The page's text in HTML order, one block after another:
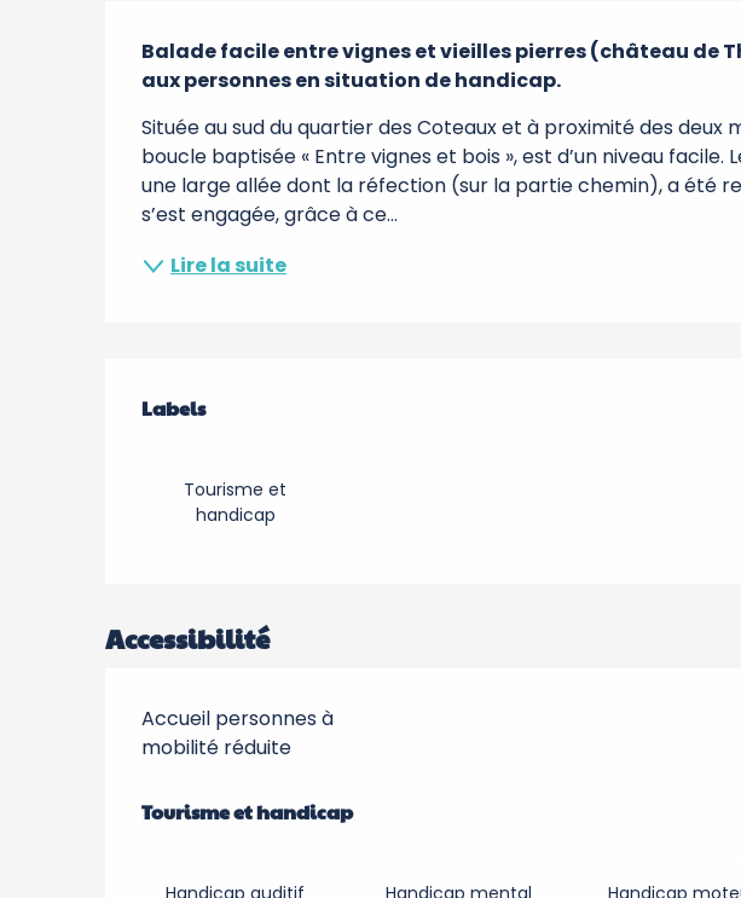
Description
Balade facile entre vignes et vieilles pierres (château de
aux personnes en situation de handicap.
Située au sud du quartier des Coteaux et à proximité des
boucle baptisée « Entre vignes et bois », est d’un niveau facile.
une large allée dont la réfection (sur la partie chemin), a été
s’est engagée, grâce à ce...
Lire la suite
Offres de prestations
Labels
Labels
Tourisme et
handicap
Accessibilité
Accueil personnes à
mobilité réduite
Tourisme et handicap
Tourisme et handicap